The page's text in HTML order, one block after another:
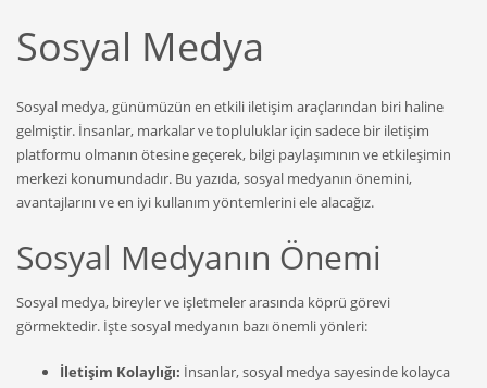
Sosyal Medya
Sosyal medya, günümüzün en etkili iletişim araçlarından biri haline
gelmiştir. İnsanlar, markalar ve topluluklar için sadece bir iletişim
platformu olmanın ötesine geçerek, bilgi paylaşımının ve etkileşimin
merkezi konumundadır. Bu yazıda, sosyal medyanın önemini,
avantajlarını ve en iyi kullanım yöntemlerini ele alacağız.
Sosyal Medyanın Önemi
Sosyal medya, bireyler ve işletmeler arasında köprü görevi
görmektedir. İşte sosyal medyanın bazı önemli yönleri:
İletişim Kolaylığı: İnsanlar, sosyal medya sayesinde kolayca